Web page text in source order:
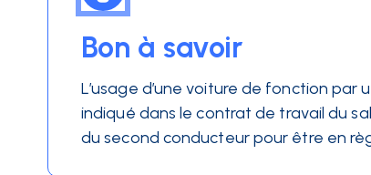
Bon à savoir
L’usage d’une voiture de fonction
indiqué dans le contrat de travail du
du second conducteur pour être en